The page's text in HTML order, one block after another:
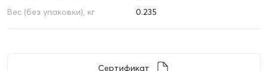
Вес (без упаковки), кг
0.235
Сертификат